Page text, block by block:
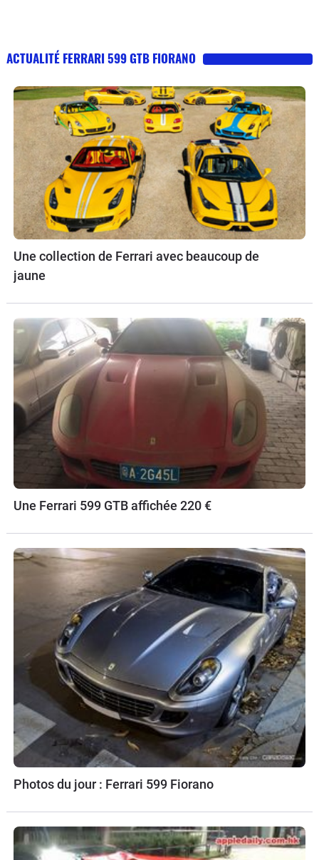
ACTUALITÉ FERRARI 599 GTB FIORANO
Une collection de Ferrari avec beaucoup de
jaune
Une Ferrari 599 GTB affichée 220 €
Photos du jour : Ferrari 599 Fiorano